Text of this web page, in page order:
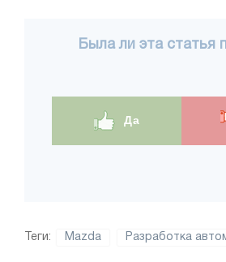
Была ли эта статья
Да
Теги: Mazda Разработка